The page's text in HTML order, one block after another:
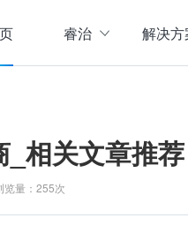
睿治
现数据集中
数据存储
企业级
解决方
案
_相关文章推荐
览量： 255次